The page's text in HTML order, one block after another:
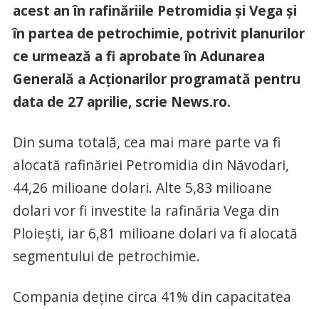
acest an în rafinăriile Petromidia şi Vega şi
în partea de petrochimie, potrivit planurilor
ce urmează a fi aprobate în Adunarea
Generală a Acţionarilor programată pentru
data de 27 aprilie, scrie News.ro.
Din suma totală, cea mai mare parte va fi
alocată rafinăriei Petromidia din Năvodari,
44,26 milioane dolari. Alte 5,83 milioane
dolari vor fi investite la rafinăria Vega din
Ploieşti, iar 6,81 milioane dolari va fi alocată
segmentului de petrochimie.
Compania deţine circa 41% din capacitatea